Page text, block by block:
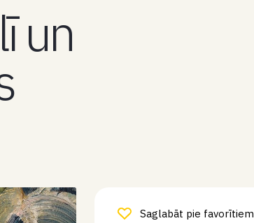
un
Saglabāt pie favorītiem